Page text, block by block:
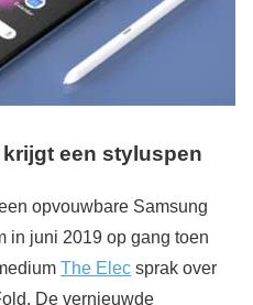
een styluspen
opvouwbare Samsung
in juni 2019 op gang toen
The Elec sprak over
De vernieuwde